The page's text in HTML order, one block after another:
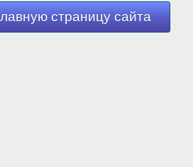
страницу сайта